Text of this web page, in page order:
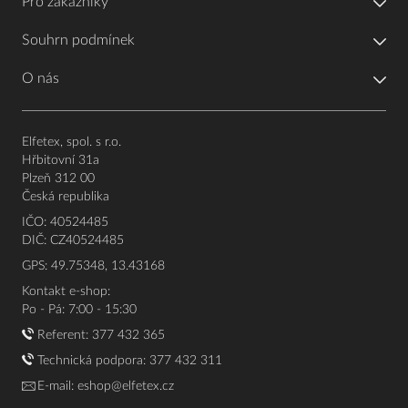
Souhrn podmínek
O nás
Elfetex, spol. s r.o.
Hřbitovní 31a
Plzeň 312 00
Česká republika
IČO: 40524485
DIČ: CZ40524485
GPS: 49.75348, 13.43168
Kontakt e-shop:
Po - Pá: 7:00 - 15:30
Referent: 377 432 365
Technická podpora: 377 432 311
E-mail: eshop@elfetex.cz